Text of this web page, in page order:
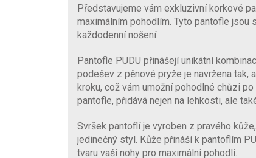
Představujeme vám exkluzivní korkové
maximálním pohodlím. Tyto pantofle jsou
každodenní nošení.
Pantofle PUDU přinášejí unikátní
podešev z pěnové pryže je navržena tak,
kroku, což vám umožní pohodlné chůzi
pantofle, přidává nejen na lehkosti, ale
Svršek pantoflí je vyroben z pravého
jedinečný styl. Kůže přináší k pantoflím
tvaru vaší nohy pro maximální pohodlí.